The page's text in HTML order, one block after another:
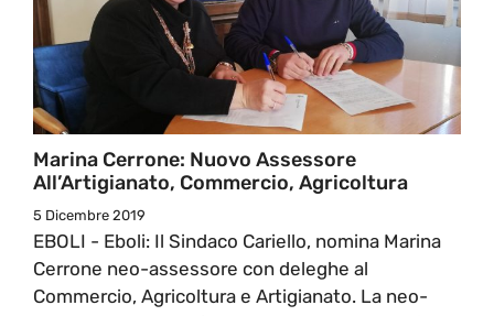
Marina Cerrone: Nuovo Assessore
All’Artigianato, Commercio, Agricoltura
5 Dicembre 2019
EBOLI - Eboli: Il Sindaco Cariello, nomina Marina
Cerrone neo-assessore con deleghe al
Commercio, Agricoltura e Artigianato. La neo-